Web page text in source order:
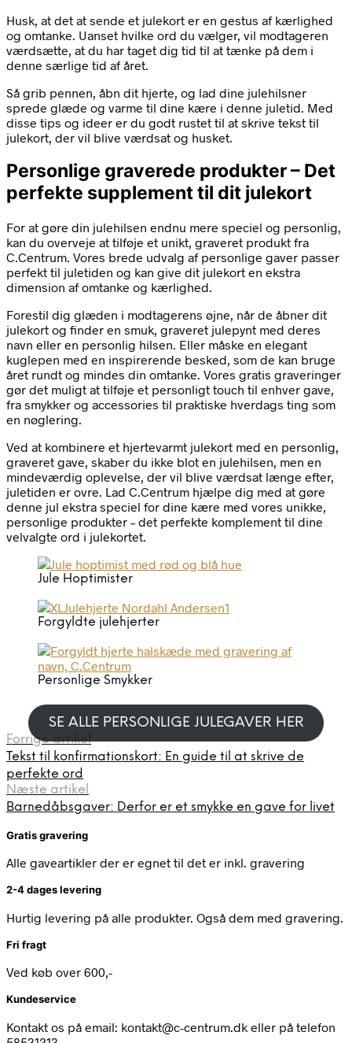
Husk, at det at sende et julekort er en gestus af kærlighed
og omtanke. Uanset hvilke ord du vælger, vil modtageren
værdsætte, at du har taget dig tid til at tænke på dem i
denne særlige tid af året.
Så grib pennen, åbn dit hjerte, og lad dine julehilsner
sprede glæde og varme til dine kære i denne juletid. Med
disse tips og ideer er du godt rustet til at skrive tekst til
julekort, der vil blive værdsat og husket.
Personlige graverede produkter – Det
perfekte supplement til dit julekort
For at gøre din julehilsen endnu mere speciel og personlig,
kan du overveje at tilføje et unikt, graveret produkt fra
C.Centrum. Vores brede udvalg af personlige gaver passer
perfekt til juletiden og kan give dit julekort en ekstra
dimension af omtanke og kærlighed.
Forestil dig glæden i modtagerens øjne, når de åbner dit
julekort og finder en smuk, graveret julepynt med deres
navn eller en personlig hilsen. Eller måske en elegant
kuglepen med en inspirerende besked, som de kan bruge
året rundt og mindes din omtanke. Vores gratis graveringer
gør det muligt at tilføje et personligt touch til enhver gave,
fra smykker og accessories til praktiske hverdags ting som
en nøglering.
Ved at kombinere et hjertevarmt julekort med en personlig,
graveret gave, skaber du ikke blot en julehilsen, men en
mindeværdig oplevelse, der vil blive værdsat længe efter,
juletiden er ovre. Lad C.Centrum hjælpe dig med at gøre
denne jul ekstra speciel for dine kære med vores unikke,
personlige produkter – det perfekte komplement til dine
velvalgte ord i julekortet.
Jule Hoptimister
Forgyldte julehjerter
Personlige Smykker
SE ALLE PERSONLIGE JULEGAVER HER
Forrige artikel
Tekst til konfirmationskort: En guide til at skrive de
perfekte ord
Næste artikel
Barnedåbsgaver: Derfor er et smykke en gave for livet
Gratis gravering
Alle gaveartikler der er egnet til det er inkl. gravering
2-4 dages levering
Hurtig levering på alle produkter. Også dem med gravering.
Fri fragt
Ved køb over 600,-
Kundeservice
Kontakt os på email: kontakt@c-centrum.dk eller på telefon